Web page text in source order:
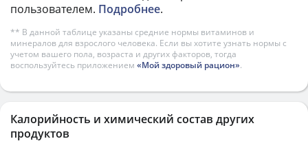
пользователем. Подробнее.
** В данной таблице указаны средние нормы витаминов и
минералов для взрослого человека. Если вы хотите узнать нормы с
учетом вашего пола, возраста и других факторов, тогда
воспользуйтесь приложением «Мой здоровый рацион».
Калорийность и химический состав других
продуктов